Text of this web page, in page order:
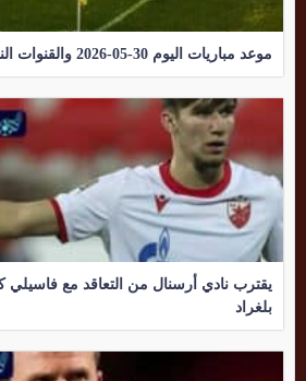
موعد مباريات اليوم 30-05-2026 والقنوات الناقلة
يقترب نادي أرسنال من التعاقد مع
بلغراد